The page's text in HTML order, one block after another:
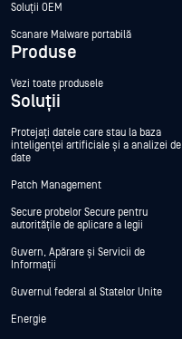
Soluții OEM
Scanare Malware portabilă
Produse
Vezi toate produsele
Soluții
Protejați datele care stau la baza
inteligenței artificiale și a analizei de
date
Patch Management
Secure probelor Secure pentru
autoritățile de aplicare a legii
Guvern, Apărare și Servicii de
Informații
Guvernul federal al Statelor Unite
Energie